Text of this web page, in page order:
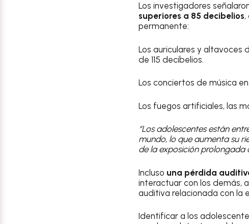
Los investigadores
superiores a 85 decibelios,
permanente:
Los auriculares y altavoces
de 115 decibelios.
Los conciertos de música
Los fuegos artificiales, las
“Los adolescentes están
mundo, lo que aumenta su
de la exposición prolongada
Incluso una pérdida
interactuar con los demás,
auditiva relacionada con la
Identificar a los